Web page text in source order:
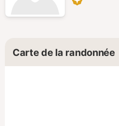
Carte de la randonnée